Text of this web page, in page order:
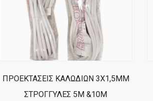
ΠΡΟΕΚΤΑΣΕΙΣ ΚΑΛΩΔΙΩΝ 3Χ1,5ΜΜ
ΣΤΡΟΓΓΥΛΕΣ 5Μ &10Μ